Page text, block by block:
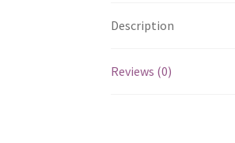
Description
Reviews (0)